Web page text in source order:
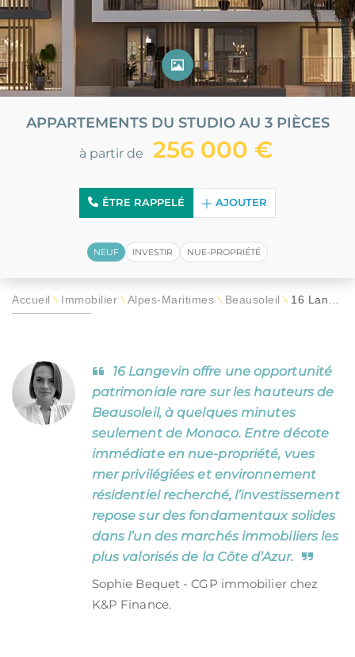
APPARTEMENTS DU STUDIO AU 3 PIÈCES
à partir de 256 000 €
ÊTRE RAPPELÉ AJOUTER
NEUF INVESTIR NUE-PROPRIÉTÉ
Accueil \ Immobilier \ Alpes-Maritimes \ Beausoleil \ 16 Langevin
16 Langevin offre une opportunité
patrimoniale rare sur les hauteurs de
Beausoleil, à quelques minutes
seulement de Monaco. Entre décote
immédiate en nue-propriété, vues
mer privilégiées et environnement
résidentiel recherché, l’investissement
repose sur des fondamentaux solides
dans l’un des marchés immobiliers les
plus valorisés de la Côte d’Azur.
Sophie Bequet - CGP immobilier chez
K&P Finance.